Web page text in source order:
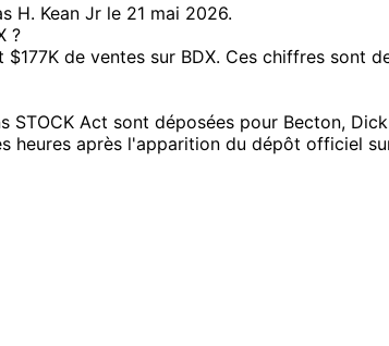
H. Kean Jr le 21 mai 2026.
?
de ventes sur BDX. Ces chiffres sont
Act sont déposées pour Becton,
heures après l'apparition du dépôt officiel